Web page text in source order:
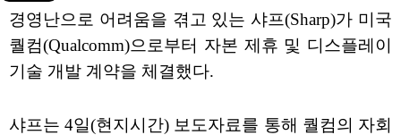
경영난으로 어려움을 겪고 있는 샤프(Sharp)가 미국
퀄컴(Qualcomm)으로부터 자본 제휴 및 디스플레이
기술 개발 계약을 체결했다.
샤프는 4일(현지시간) 보도자료를 통해 퀄컴의 자회